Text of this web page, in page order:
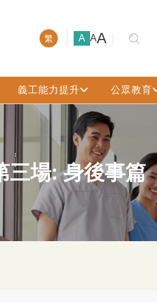
繁 A 小號字體
A中號字體
A 大號字體
義工能力提升 公眾教育
三場: 身後事篇